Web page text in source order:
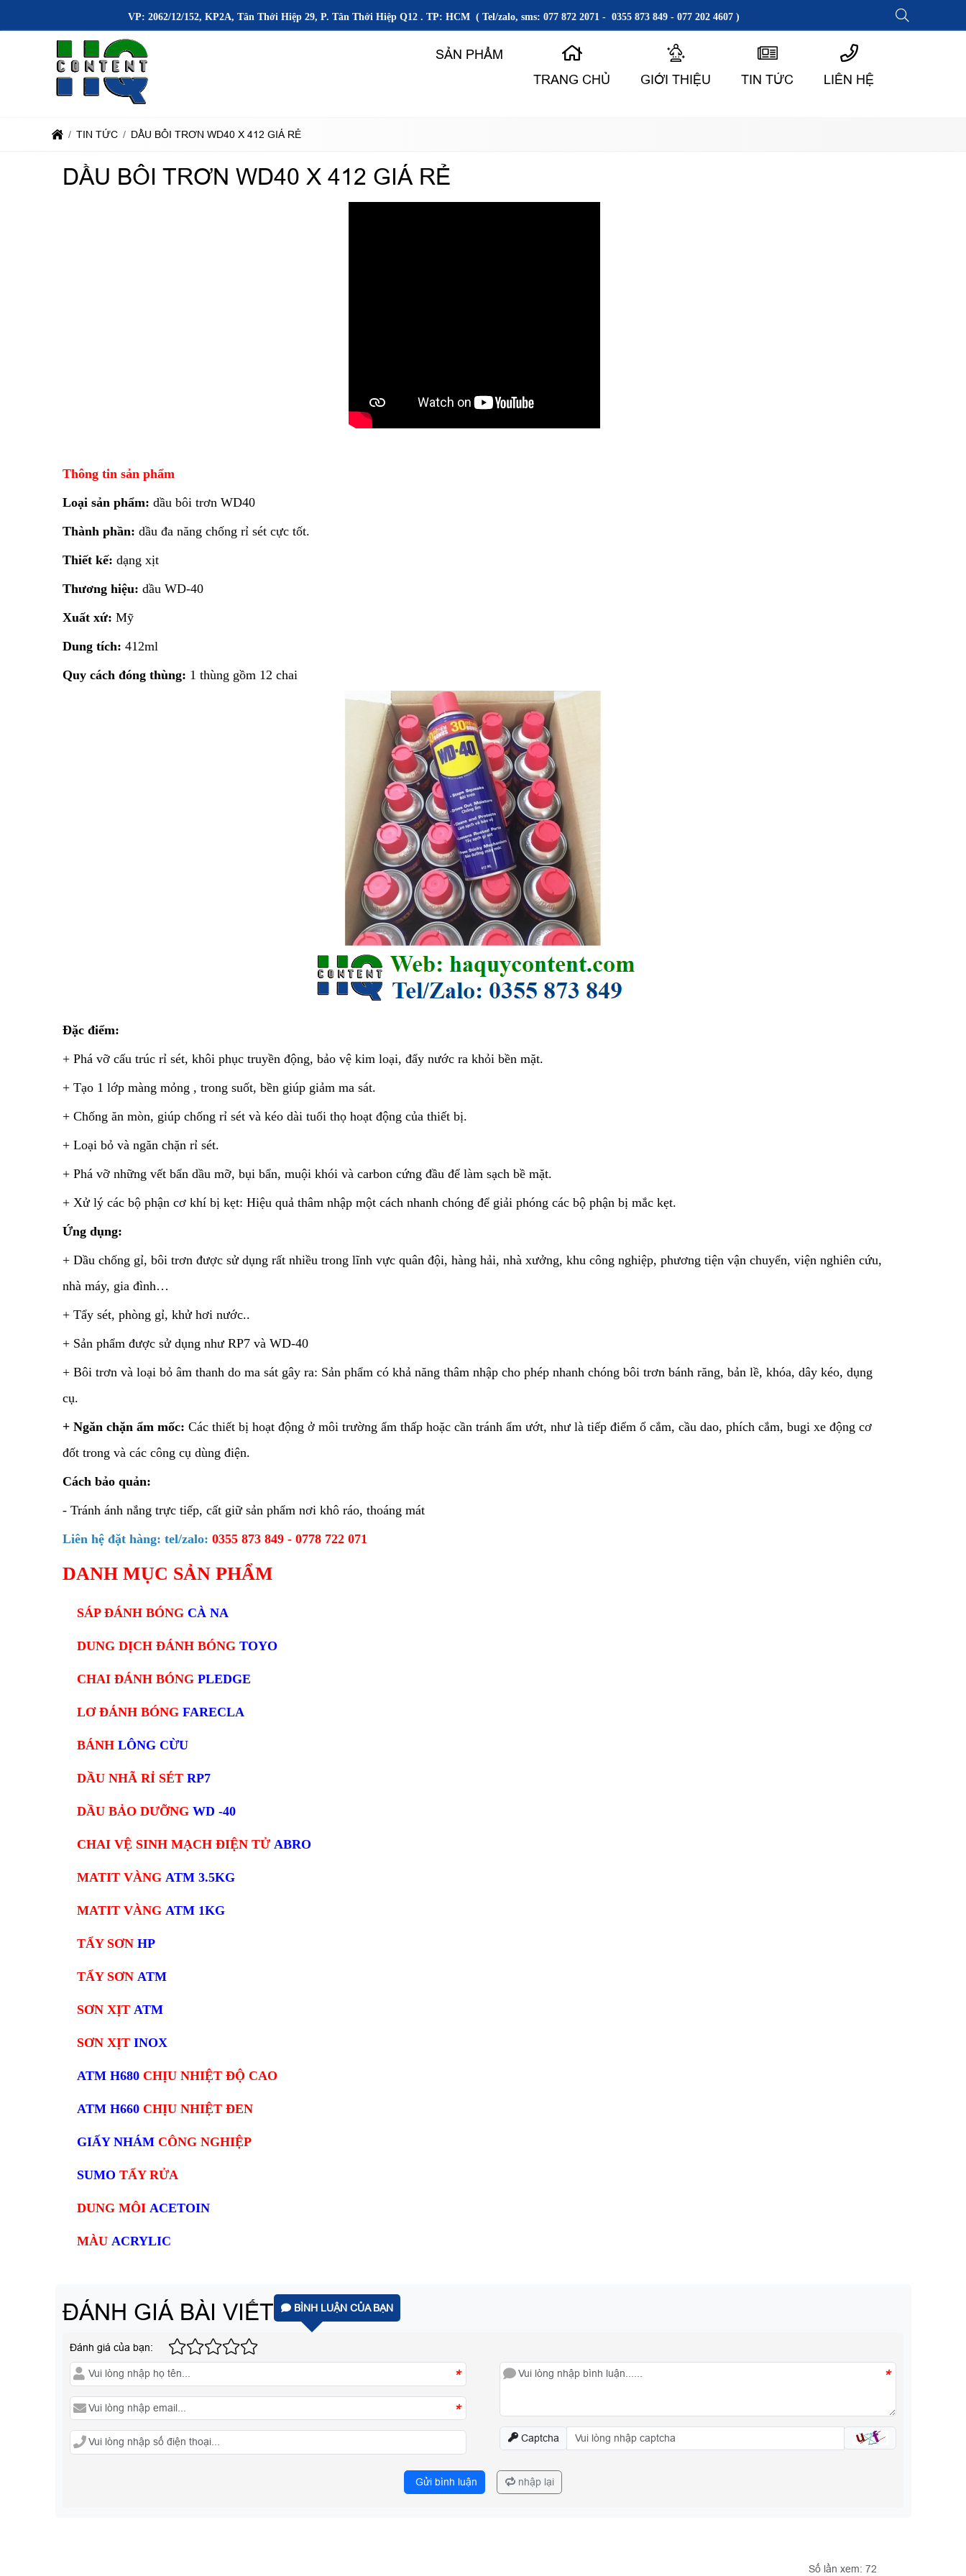
VP: 2062/12/152, KP2A, Tân Thới Hiệp 29, P. Tân Thới Hiệp Q12 . TP: HCM ( Tel/zalo, sms: 077 872 2071 - 0355 873 849 - 077 202 4607 )
SẢN PHẨM
TRANG CHỦ
GIỚI THIỆU TIN TỨC LIÊN HỆ
TIN TỨC DẦU BÔI TRƠN WD40 X 412 GIÁ RẺ
DẦU BÔI TRƠN WD40 X 412 GIÁ RẺ
Thông tin sản phẩm
Loại sản phẩm: dầu bôi trơn WD40
Thành phần: dầu đa năng chống rỉ sét cực tốt.
Thiết kế: dạng xịt
Thương hiệu: dầu WD-40
Xuất xứ: Mỹ
Dung tích: 412ml
Quy cách đóng thùng: 1 thùng gồm 12 chai
Đặc điểm:
+ Phá vỡ cấu trúc rỉ sét, khôi phục truyền động, bảo vệ kim loại, đẩy nước ra khỏi bền mặt.
+ Tạo 1 lớp màng mỏng , trong suốt, bền giúp giảm ma sát.
+ Chống ăn mòn, giúp chống rỉ sét và kéo dài tuổi thọ hoạt động của thiết bị.
+ Loại bỏ và ngăn chặn rỉ sét.
+ Phá vỡ những vết bẩn dầu mỡ, bụi bẩn, muội khói và carbon cứng đầu để làm sạch bề mặt.
+ Xử lý các bộ phận cơ khí bị kẹt: Hiệu quả thâm nhập một cách nhanh chóng để giải phóng các bộ phận bị mắc kẹt.
Ứng dụng:
+ Dầu chống gỉ, bôi trơn được sử dụng rất nhiều trong lĩnh vực quân đội, hàng hải, nhà xưởng, khu công nghiệp, phương tiện vận chuyển, viện nghiên cứu,
nhà máy, gia đình…
+ Tẩy sét, phòng gỉ, khử hơi nước..
+ Sản phẩm được sử dụng như RP7 và WD-40
+ Bôi trơn và loại bỏ âm thanh do ma sát gây ra: Sản phẩm có khả năng thâm nhập cho phép nhanh chóng bôi trơn bánh răng, bản lề, khóa, dây kéo, dụng
cụ.
+ Ngăn chặn ẩm mốc: Các thiết bị hoạt động ở môi trường ẩm thấp hoặc cần tránh ẩm ướt, như là tiếp điểm ổ cắm, cầu dao, phích cắm, bugi xe động cơ
đốt trong và các công cụ dùng điện.
Cách bảo quản:
- Tránh ánh nắng trực tiếp, cất giữ sản phẩm nơi khô ráo, thoáng mát
Liên hệ đặt hàng: tel/zalo: 0355 873 849 - 0778 722 071
DANH MỤC SẢN PHẨM
SÁP ĐÁNH BÓNG CÀ NA
DUNG DỊCH ĐÁNH BÓNG TOYO
CHAI ĐÁNH BÓNG PLEDGE
LƠ ĐÁNH BÓNG FARECLA
BÁNH LÔNG CỪU
DẦU NHÃ RỈ SÉT RP7
DẦU BẢO DƯỠNG WD -40
CHAI VỆ SINH MẠCH ĐIỆN TỬABRO
MATIT VÀNG ATM 3.5KG
MATIT VÀNG ATM 1KG
TẨY SƠN HP
TẨY SƠN ATM
SƠN XỊT ATM
SƠN XỊT INOX
ATM H680 CHỊU NHIỆT ĐỘ CAO
ATM H660 CHỊU NHIỆT ĐEN
GIẤY NHÁM CÔNG NGHIỆP
SUMO TẨY RỬA
DUNG MÔI ACETOIN
MÀU ACRYLIC
ĐÁNH GIÁ BÀI VIẾT BÌNH LUẬN CỦA BẠN
Đánh giá của bạn:
*
*
*
Captcha
Gửi bình luận nhập lại
Số lần xem: 72